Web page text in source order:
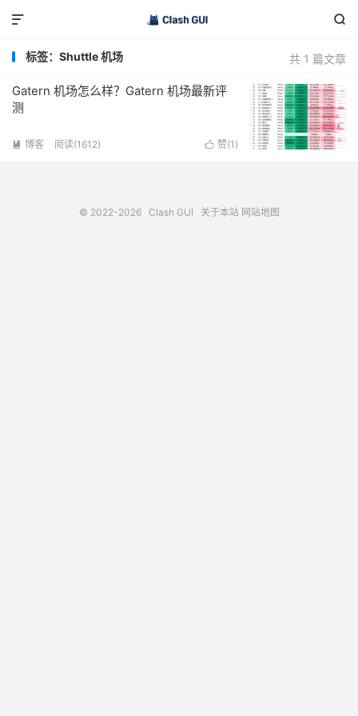


共 1 篇文章
标签：Shuttle 机场
Gatern 机场怎么样？Gatern 机场最新评
测
 赞(1 )
 博客 阅读(1612)
© 2022-2026 Clash GUI 关于本站 网站地图